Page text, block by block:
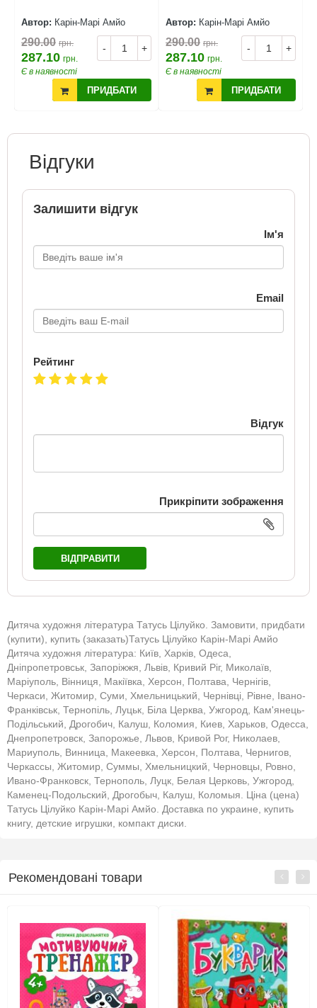
Автор: Карін-Марі Амйо
- +
290.00 грн.
287.10 грн.
Є в наявності
ПРИДБАТИ
Автор: Карін-Марі Амйо
- +
290.00 грн.
287.10 грн.
Є в наявності
ПРИДБАТИ
Відгуки
Залишити відгук
Ім'я
Email
Рейтинг
Відгук
Прикріпити зображення
ВІДПРАВИТИ
Дитяча художня література Татусь Цілуйко. Замовити, придбати
(купити), купить (заказать)Татусь Цілуйко Карін-Марі Амйо
Дитяча художня література: Київ, Харків, Одеса,
Дніпропетровськ, Запоріжжя, Львів, Кривий Ріг, Миколаїв,
Маріуполь, Вінниця, Макіївка, Херсон, Полтава, Чернігів,
Черкаси, Житомир, Суми, Хмельницький, Чернівці, Рівне, Івано-
Франківськ, Тернопіль, Луцьк, Біла Церква, Ужгород, Кам'янець-
Подільський, Дрогобич, Калуш, Коломия, Киев, Харьков, Одесса,
Днепропетровск, Запорожье, Львов, Кривой Рог, Николаев,
Мариуполь, Винница, Макеевка, Херсон, Полтава, Чернигов,
Черкассы, Житомир, Суммы, Хмельницкий, Черновцы, Ровно,
Ивано-Франковск, Тернополь, Луцк, Белая Церковь, Ужгород,
Каменец-Подольский, Дрогобыч, Калуш, Коломыя. Ціна (цена)
Татусь Цілуйко Карін-Марі Амйо. Доставка по украине, купить
книгу, детские игрушки, компакт диски.
Рекомендовані товари